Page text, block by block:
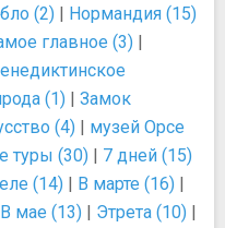
(2) | Нормандия (15)
главное (3) |
(1) | Замок
(4) | музей Орсе
туры (30) | 7 дней (15)
(14) | В марте (16) |
В мае (13) | Этрета (10) |